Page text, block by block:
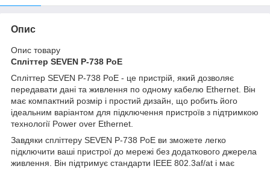
Опис
Опис товару
Спліттер SEVEN P-738 PoE
Спліттер SEVEN P-738 PoE - це пристрій, який дозволяє
передавати дані та живлення по одному кабелю Ethernet. Він
має компактний розмір і простий дизайн, що робить його
ідеальним варіантом для підключення пристроїв з підтримкою
технології Power over Ethernet.
Завдяки спліттеру SEVEN P-738 PoE ви зможете легко
підключити ваші пристрої до мережі без додаткового джерела
живлення. Він підтримує стандарти IEEE 802.3af/at і має